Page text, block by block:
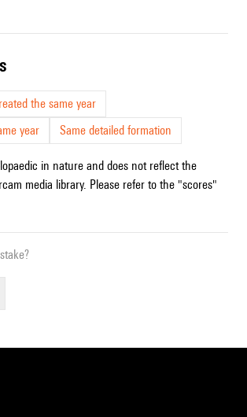
the same year
year
Same detailed formation
in nature and does not reflect the
media library. Please refer to the "scores"